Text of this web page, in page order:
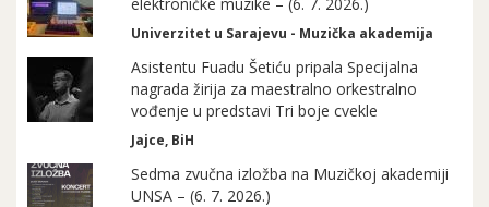
Univerzitet u Sarajevu - Muzička akademija
Asistentu Fuadu Šetiću pripala Specijalna
nagrada žirija za maestralno orkestralno
vođenje u predstavi Tri boje cvekle
Jajce, BiH
Sedma zvučna izložba na Muzičkoj akademiji
UNSA – (6. 7. 2026.)